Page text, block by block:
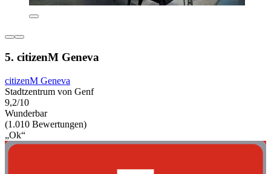
5. citizenM Geneva
citizenM Geneva
Stadtzentrum von Genf
9,2/10
Wunderbar
(1.010 Bewertungen)
„Ok“